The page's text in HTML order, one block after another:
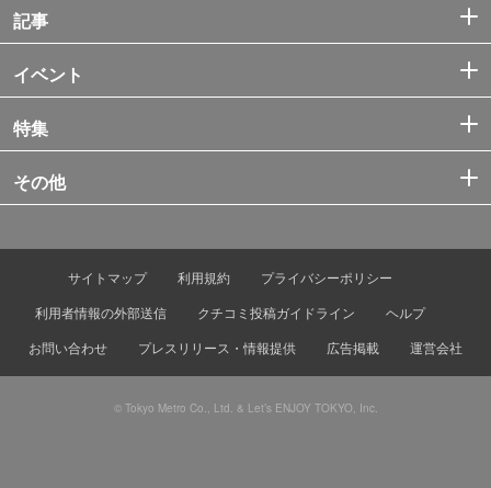
記事
イベント
特集
その他
サイトマップ 利用規約
プライバシーポリシー
利用者情報の外部送信
クチコミ投稿ガイドライン
ヘルプ
お問い合わせ
プレスリリース・情報提供 広告掲載 運営会社
© Tokyo Metro Co., Ltd. & Let’s ENJOY TOKYO, Inc.